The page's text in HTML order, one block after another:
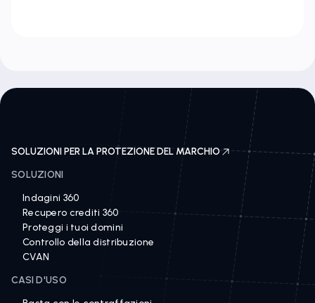
SOLUZIONI PER LA PROTEZIONE DEL MARCHIO
SOLUZIONI
Indagini 360
Recupero crediti 360
Proteggi i tuoi domini
Controllo della distribuzione
CVAN
CASI D'USO